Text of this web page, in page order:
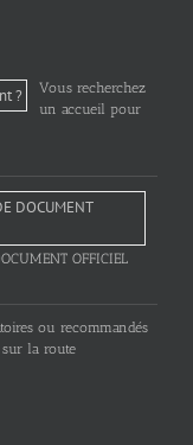
Vous recherchez
un accueil pour
OFFICIEL
ou recommandés
la route